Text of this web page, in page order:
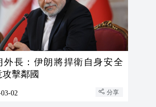
外長：伊朗將捍衛自身安全
攻擊鄰國
02 分享